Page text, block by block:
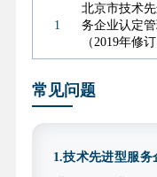
的财务审计报告
管平台”完成备案
优质中小企业梯度
1
北京市技术
务企业认定
（2019年修订
常见问题
1.技术先进型服